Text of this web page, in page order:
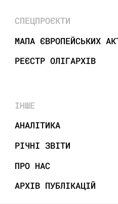
СПЕЦПРОЄКТИ
МАПА ЄВРОПЕЙСЬКИХ
РЕЄСТР ОЛІГАРХІВ
ІНШЕ
АНАЛІТИКА
РІЧНІ ЗВІТИ
ПРО НАС
АРХІВ ПУБЛІКАЦІЙ